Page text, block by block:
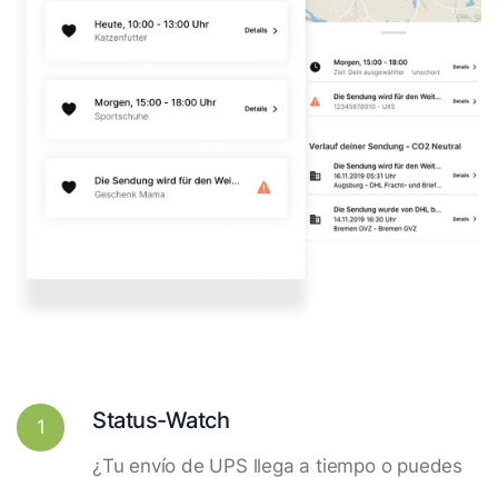
1 Status-Watch
¿Tu envío de UPS llega a tiempo o puedes